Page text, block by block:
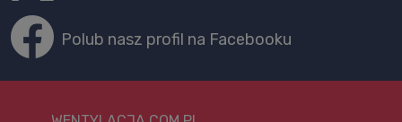
Polub nasz profil na Facebooku